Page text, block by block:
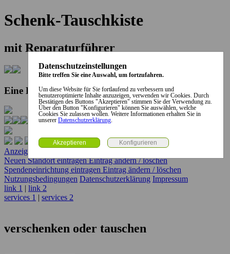
Schenk-Tauschkiste
mit Reparaturführer
Eine Kooperation der Stadt und des Landkreises...
Anzeige erstellen
Neuen Standort eintragenEintrag ändern / löschen
Spendeneinrichtung eintragen Eintrag ändern / löschen
Nutzungsbedingungen Datenschutzerklärung Impressum
link 1 | link 2
services 1 | services 2
verschenken oder tauschen
Datenschutzeinstellungen
Bitte treffen Sie eine Auswahl, um fortzufahren.
Um diese Website für Sie fortlaufend zu verbessern und
benutzeroptimierte Inhalte anzuzeigen, verwenden wir Cookies. Durch
Bestätigen des Buttons "Akzeptieren" stimmen Sie der Verwendung zu.
Über den Button "Konfigurieren" können Sie auswählen, welche
Cookies Sie zulassen wollen. Weitere Informationen erhalten Sie in
unserer Datenschutzerklärung.